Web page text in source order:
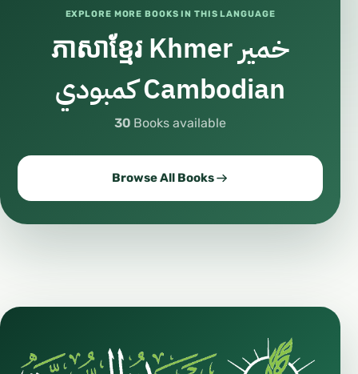
EXPLORE MORE BOOKS IN THIS LANGUAGE
ភាសាខ្មែរ Khmer خمير
كمبودي Cambodian
30 Books available
Browse All Books